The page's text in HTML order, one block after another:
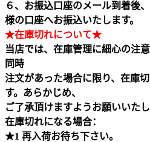
６、お振込口座のメール到着後
様の口座へお振込いたします。
★在庫切れについて★
当店では、在庫管理に細心の注
同時
注文があった場合に限り、在庫
す。あらかじめ、
ご了承頂けますようお願いいたし
在庫切れになる場合：
★1 再入荷お待ち下さい。